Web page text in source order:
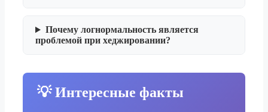
Почему логнормальность является
проблемой при хеджировании?
💡 Интересные факты